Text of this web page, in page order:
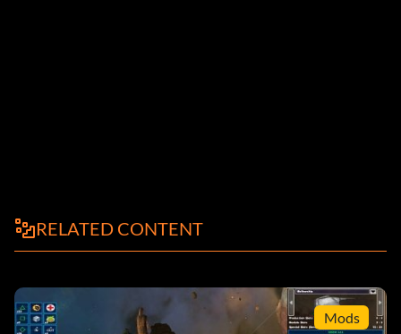
RELATED CONTENT
Mods